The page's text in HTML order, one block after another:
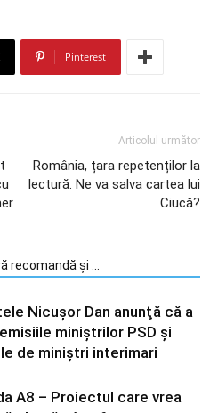
Pinterest
Articolul următor
România, țara repetenților la
lectură. Ne va salva cartea lui
Ciucă?
recomandă și ...
Nicuşor Dan anunţă că a
miniştrilor PSD şi
de miniştri interimari
A8 – Proiectul care vrea